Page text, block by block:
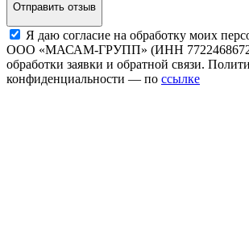
Отправить отзыв
Я даю согласие на обработку моих
ООО «МАСАМ-ГРУПП» (ИНН
обработки заявки и обратной связи.
конфиденциальности — по ссылке